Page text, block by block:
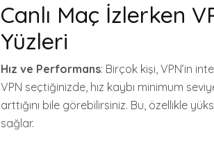
Canlı Maç İzlerken
Yüzleri
Hız ve Performans: Birçok kişi, VPN’in
VPN seçtiğinizde, hız kaybı minimum
arttığını bile görebilirsiniz. Bu, özellikle
sağlar.